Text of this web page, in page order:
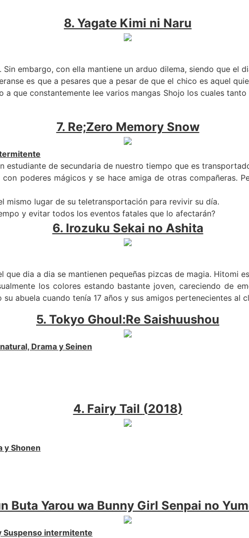
8. Yagate Kimi ni Naru
embargo, con ella mantiene un arduo dilema, siendo que el
es que a pesares que a pesar de que el chico es aquel
que constantemente lee varios mangas Shojo los cuales
7. Re;Zero Memory Snow
estudiante de secundaria de nuestro tiempo que es
poderes mágicos y se hace amiga de otras compañeras.
mismo lugar de su teletransportación para revivir su día.
y evitar todos los eventos fatales que lo afectarán?
6. Irozuku Sekai no Ashita
que dia a dia se mantienen pequeñas pizcas de magia. Hitomi
los colores estando bastante joven, careciendo de
abuela cuando tenía 17 años y sus amigos pertenecientes al
5. Tokyo Ghoul:Re Saishuushou
Drama y Seinen
4. Fairy Tail (2018)
y Shonen
Buta Yarou wa Bunny Girl Senpai no
Suspenso intermitente